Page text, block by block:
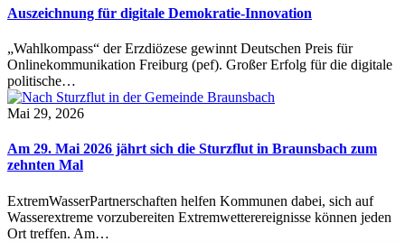
Auszeichnung für digitale Demokratie-Innovation
„Wahlkompass“ der Erzdiözese gewinnt Deutschen Preis für
Onlinekommunikation Freiburg (pef). Großer Erfolg für die digitale
politische…
Mai 29, 2026
Am 29. Mai 2026 jährt sich die Sturzflut in Braunsbach zum
zehnten Mal
ExtremWasserPartnerschaften helfen Kommunen dabei, sich auf
Wasserextreme vorzubereiten Extremwetterereignisse können jeden
Ort treffen. Am…